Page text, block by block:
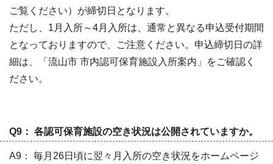
ご覧ください）が締切日となります。
ただし、1月入所～4月入所は、通常と異なる申込受付期間
となっておりますので、ご注意ください。申込締切日の詳
細は、「流山市 市内認可保育施設入所案内」をご確認く
ださい。
Q9： 各認可保育施設の空き状況は公開されていますか。
A9： 毎月26日頃に翌々月入所の空き状況をホームページ